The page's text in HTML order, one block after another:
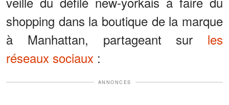
shopping dans la boutique de la marque
à Manhattan, partageant sur les
réseaux sociaux :
ANNONCES